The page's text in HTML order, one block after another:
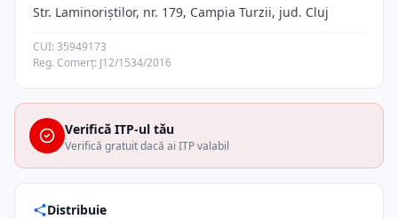
Str. Laminoriștilor, nr. 179, Campia Turzii, jud. Cluj
CUI: 35949173
Reg. Comerț: J12/1534/2016
Verifică ITP-ul tău
Verifică gratuit dacă ai ITP valabil
Distribuie